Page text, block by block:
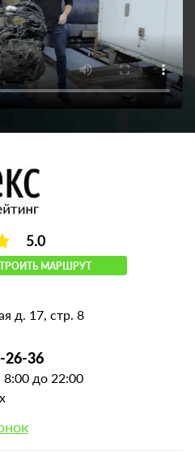
5.0
МАРШРУТ
д. 17, стр. 8
26-36
до 22:00